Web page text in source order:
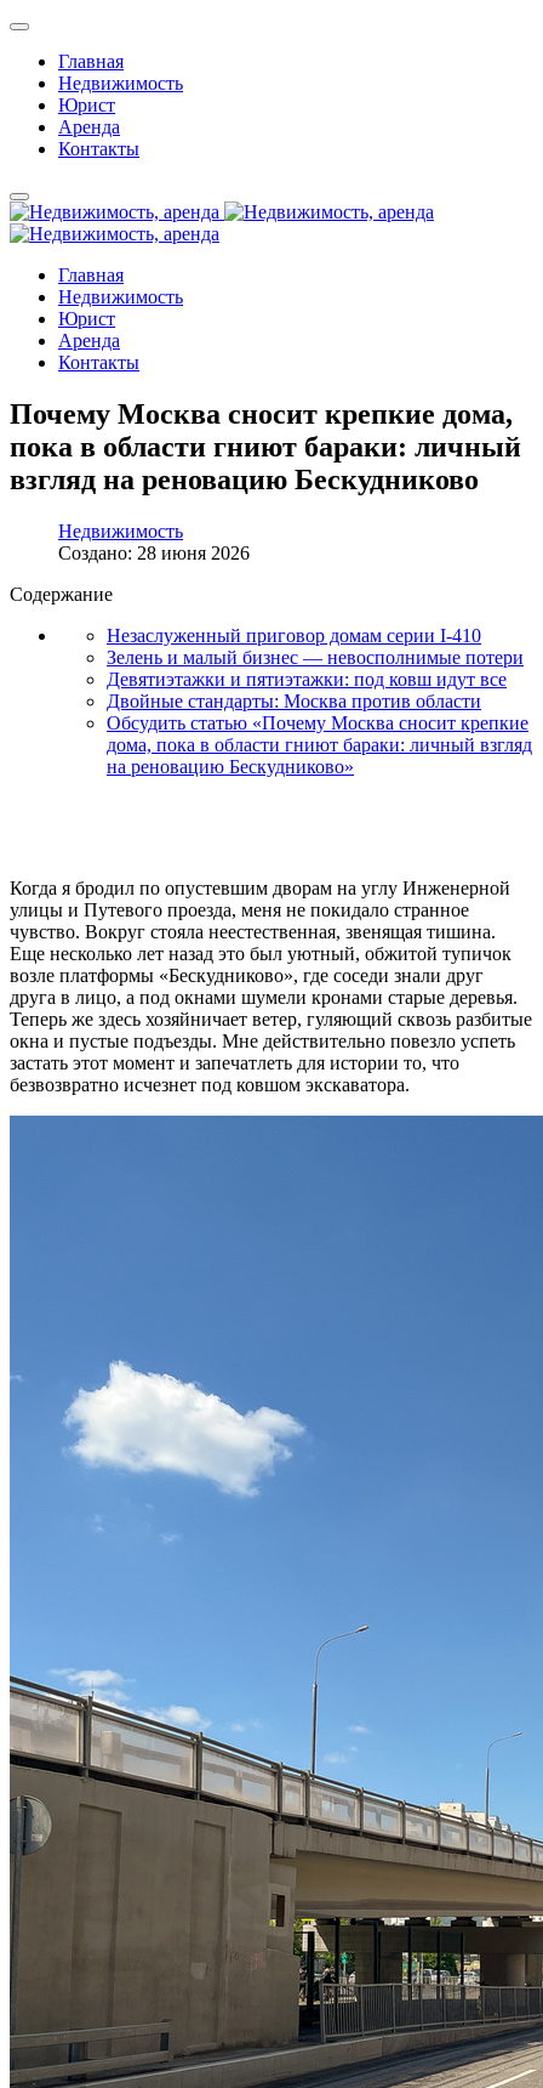
Главная
Недвижимость
Юрист
Аренда
Контакты
Главная
Недвижимость
Юрист
Аренда
Контакты
Почему Москва сносит крепкие дома,
пока в области гниют бараки: личный
взгляд на реновацию Бескудниково
Недвижимость
Создано: 28 июня 2026
Содержание
Незаслуженный приговор домам серии I-410
Зелень и малый бизнес — невосполнимые потери
Девятиэтажки и пятиэтажки: под ковш идут все
Двойные стандарты: Москва против области
Обсудить статью «Почему Москва сносит крепкие
дома, пока в области гниют бараки: личный взгляд
на реновацию Бескудниково»
Когда я бродил по опустевшим дворам на углу Инженерной
улицы и Путевого проезда, меня не покидало странное
чувство. Вокруг стояла неестественная, звенящая тишина.
Еще несколько лет назад это был уютный, обжитой тупичок
возле платформы «Бескудниково», где соседи знали друг
друга в лицо, а под окнами шумели кронами старые деревья.
Теперь же здесь хозяйничает ветер, гуляющий сквозь разбитые
окна и пустые подъезды. Мне действительно повезло успеть
застать этот момент и запечатлеть для истории то, что
безвозвратно исчезнет под ковшом экскаватора.